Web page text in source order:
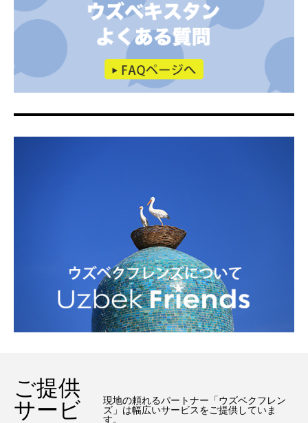
ご提供
サービ
現地の頼れるパートナー「ウズベクフレン
ズ」は幅広いサービスをご提供していま
す。